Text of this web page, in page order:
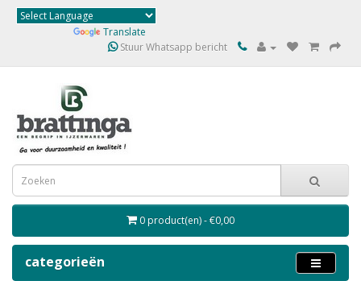
Translate
Stuur Whatsapp bericht
0 product(en) - €0,00
categorieën